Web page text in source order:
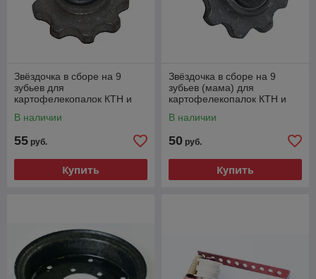
Звёздочка в сборе на 9
зубьев для
картофелекопалок КТН и
В наличии
55 руб.
Купить
Звёздочка в сборе на 9
зубьев (мама) для
картофелекопалок КТН и
В наличии
50 руб.
Купить